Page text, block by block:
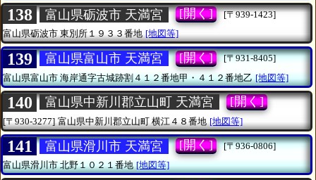
138 富山県砺波市 天満宮 [開く]
[〒939-1423]
富山県砺波市東別所１９３３番地 [地図等]
139 富山県富山市 天満宮 [開く]
[〒931-8405]
富山県富山市海岸通字古城跡割４１２番地甲・４１２番地乙 [地図等]
140 富山県中新川郡立山町 天満宮 [開く]
[〒930-3277] 富山県中新川郡立山町 横江４８番地 [地図等]
141 富山県滑川市 天満宮 [開く]
[〒936-0806]
富山県滑川市北野１０２１番地 [地図等]